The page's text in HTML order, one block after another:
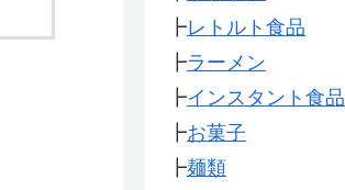
┣レトルト食品
┣ラーメン
┣インスタント食品
┣お菓子
┣麺類